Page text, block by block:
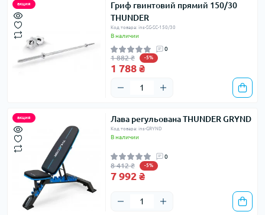
акция
Гриф гвинтовий прямий 150/30
THUNDER
Код товара: ins-SG-SC-150/30
В наличии
0
1 882 ₴ -5%
1 788 ₴
акция Лава регульована THUNDER GRYND
Код товара: ins-GRYND
В наличии
0
8 412 ₴ -5%
7 992 ₴